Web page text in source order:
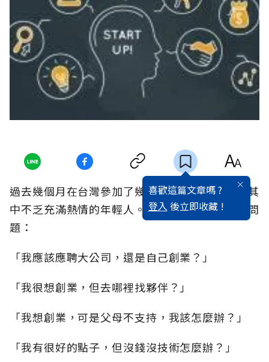
喜歡這篇文章嗎 ?
登入 後立即收藏 !
過去幾個月在台灣參加了幾個創業相關的活動，其
中不乏充滿熱情的年輕人。最常聽到類似下列的問
題：
「我應該應聘大公司，還是自己創業？」
「我很想創業，但去哪裡找夥伴？」
「我想創業，可是父母不支持，我該怎麼辦？」
「我有很好的點子，但沒錢沒技術怎麼辦？」